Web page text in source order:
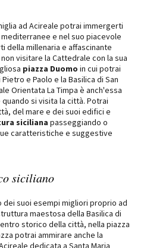
ad Acireale potrai immergerti
e nel suo piacevole
della millenaria e affascinante
visitare la Cattedrale con la sua
piazza Duomo in cui potrai
e Paolo e la Basilica di San
Orientata La Timpa è anch'essa
si visita la città. Potrai
del mare e dei suoi edifici e
siciliana passeggiando o
caratteristiche e suggestive
siciliano
dei suoi esempi migliori proprio ad
maestosa della Basilica di
storico della città, nella piazza
potrai ammirare anche la
dedicata a Santa Maria